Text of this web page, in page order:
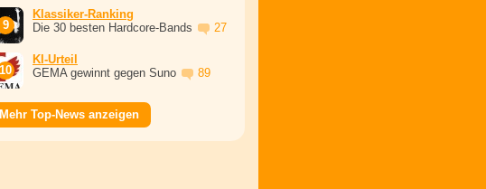
Klassiker-Ranking
Die 30 besten Hardcore-Bands
27
KI-Urteil
GEMA gewinnt gegen Suno
89
Mehr Top-News anzeigen